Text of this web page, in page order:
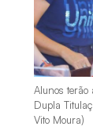
Alunos terão
Dupla
Vito Moura)